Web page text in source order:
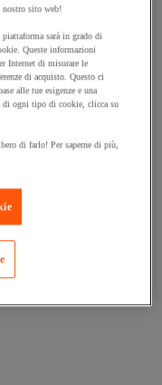
sito web!
sarà in grado di
Queste informazioni
Internet di misurare le
di acquisto. Questo ci
alle tue esigenze e una
di ogni tipo di cookie, clicca su
di farlo! Per saperne di più,